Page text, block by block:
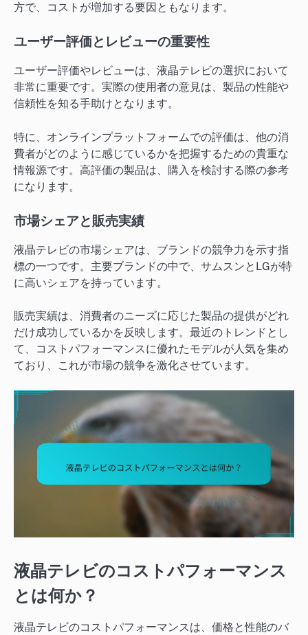
方で、コストが増加する要因ともなります。
ユーザー評価とレビューの重要性
ユーザー評価やレビューは、液晶テレビの選択において
非常に重要です。実際の使用者の意見は、製品の性能や
信頼性を知る手助けとなります。
特に、オンラインプラットフォームでの評価は、他の消
費者がどのように感じているかを把握するための貴重な
情報源です。高評価の製品は、購入を検討する際の参考
になります。
市場シェアと販売実績
液晶テレビの市場シェアは、ブランドの競争力を示す指
標の一つです。主要ブランドの中で、サムスンとLGが特
に高いシェアを持っています。
販売実績は、消費者のニーズに応じた製品の提供がどれ
だけ成功しているかを反映します。最近のトレンドとし
て、コストパフォーマンスに優れたモデルが人気を集め
ており、これが市場の競争を激化させています。
液晶テレビのコストパフォーマンス
とは何か？
液晶テレビのコストパフォーマンスは、価格と性能のバ